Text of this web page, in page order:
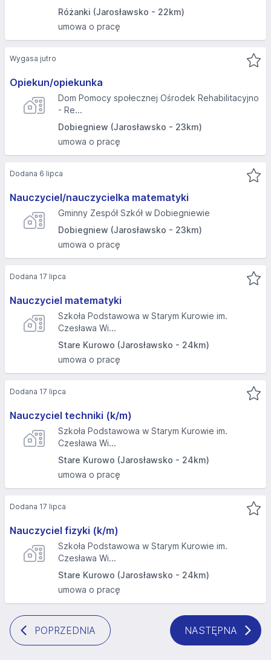
Różanki (Jarosławsko - 22km)
umowa o pracę
Opiekun/opiekunka
Dom Pomocy społecznej Ośrodek Rehabilitacyjno
- Re...
Dobiegniew (Jarosławsko - 23km)
umowa o pracę
Wygasa jutro
Nauczyciel/nauczycielka matematyki
Gminny Zespół Szkół w Dobiegniewie
Dobiegniew (Jarosławsko - 23km)
umowa o pracę
Dodana 6 lipca
Nauczyciel matematyki
Szkoła Podstawowa w Starym Kurowie im.
Czesława Wi...
Stare Kurowo (Jarosławsko - 24km)
umowa o pracę
Dodana 17 lipca
Nauczyciel techniki (k/m)
Szkoła Podstawowa w Starym Kurowie im.
Czesława Wi...
Stare Kurowo (Jarosławsko - 24km)
umowa o pracę
Dodana 17 lipca
Nauczyciel fizyki (k/m)
Szkoła Podstawowa w Starym Kurowie im.
Czesława Wi...
Stare Kurowo (Jarosławsko - 24km)
umowa o pracę
Dodana 17 lipca
POPRZEDNIA NASTĘPNA